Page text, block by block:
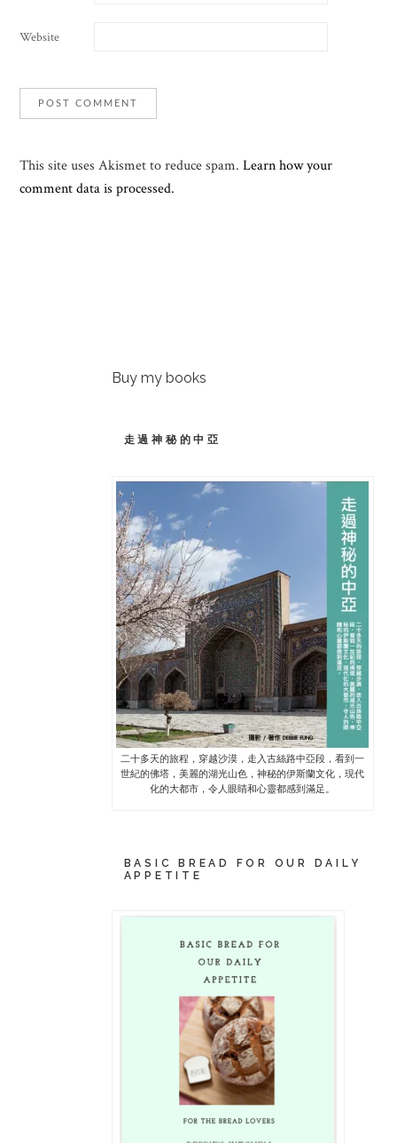
Website
This site uses Akismet to reduce spam.Learn how your
comment data is processed.
Buy my books
走過神秘的中亞
二十多天的旅程，穿越沙漠，走入古絲路中亞段，看到一
世紀的佛塔，美麗的湖光山色，神秘的伊斯蘭文化，現代
化的大都市，令人眼睛和心靈都感到滿足。
BASIC BREAD FOR OUR DAILY
APPETITE